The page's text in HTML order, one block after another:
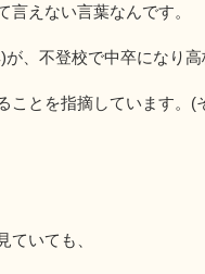
えない言葉なんです。
、不登校で中卒になり
ことを指摘しています。(
ていても、